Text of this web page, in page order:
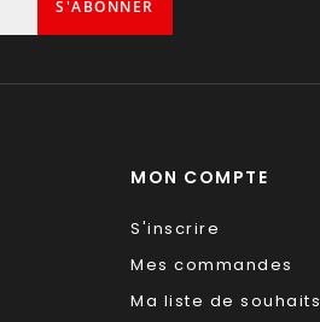
S'ABONNER
MON COMPTE
S'inscrire
Mes commandes
Ma liste de souhaits